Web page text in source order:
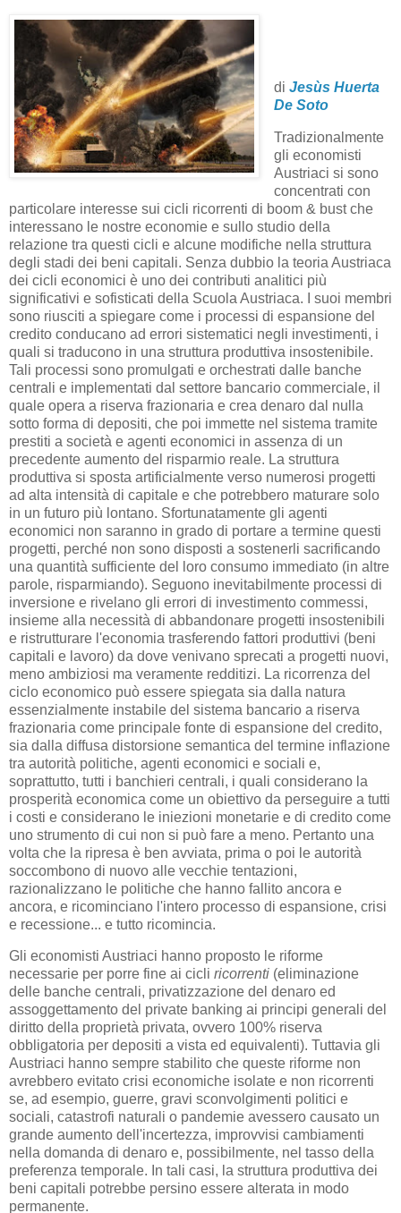
di Jesùs Huerta
De Soto
Tradizionalmente
gli economisti
Austriaci si sono
concentrati con
particolare interesse sui cicli ricorrenti di boom & bust che
interessano le nostre economie e sullo studio della
relazione tra questi cicli e alcune modifiche nella struttura
degli stadi dei beni capitali. Senza dubbio la teoria Austriaca
dei cicli economici è uno dei contributi analitici più
significativi e sofisticati della Scuola Austriaca. I suoi membri
sono riusciti a spiegare come i processi di espansione del
credito conducano ad errori sistematici negli investimenti, i
quali si traducono in una struttura produttiva insostenibile.
Tali processi sono promulgati e orchestrati dalle banche
centrali e implementati dal settore bancario commerciale, il
quale opera a riserva frazionaria e crea denaro dal nulla
sotto forma di depositi, che poi immette nel sistema tramite
prestiti a società e agenti economici in assenza di un
precedente aumento del risparmio reale. La struttura
produttiva si sposta artificialmente verso numerosi progetti
ad alta intensità di capitale e che potrebbero maturare solo
in un futuro più lontano. Sfortunatamente gli agenti
economici non saranno in grado di portare a termine questi
progetti, perché non sono disposti a sostenerli sacrificando
una quantità sufficiente del loro consumo immediato (in altre
parole, risparmiando). Seguono inevitabilmente processi di
inversione e rivelano gli errori di investimento commessi,
insieme alla necessità di abbandonare progetti insostenibili
e ristrutturare l'economia trasferendo fattori produttivi (beni
capitali e lavoro) da dove venivano sprecati a progetti nuovi,
meno ambiziosi ma veramente redditizi. La ricorrenza del
ciclo economico può essere spiegata sia dalla natura
essenzialmente instabile del sistema bancario a riserva
frazionaria come principale fonte di espansione del credito,
sia dalla diffusa distorsione semantica del termine inflazione
tra autorità politiche, agenti economici e sociali e,
soprattutto, tutti i banchieri centrali, i quali considerano la
prosperità economica come un obiettivo da perseguire a tutti
i costi e considerano le iniezioni monetarie e di credito come
uno strumento di cui non si può fare a meno. Pertanto una
volta che la ripresa è ben avviata, prima o poi le autorità
soccombono di nuovo alle vecchie tentazioni,
razionalizzano le politiche che hanno fallito ancora e
ancora, e ricominciano l'intero processo di espansione, crisi
e recessione... e tutto ricomincia.
Gli economisti Austriaci hanno proposto le riforme
necessarie per porre fine ai cicli ricorrenti (eliminazione
delle banche centrali, privatizzazione del denaro ed
assoggettamento del private banking ai principi generali del
diritto della proprietà privata, ovvero 100% riserva
obbligatoria per depositi a vista ed equivalenti). Tuttavia gli
Austriaci hanno sempre stabilito che queste riforme non
avrebbero evitato crisi economiche isolate e non ricorrenti
se, ad esempio, guerre, gravi sconvolgimenti politici e
sociali, catastrofi naturali o pandemie avessero causato un
grande aumento dell'incertezza, improvvisi cambiamenti
nella domanda di denaro e, possibilmente, nel tasso della
preferenza temporale. In tali casi, la struttura produttiva dei
beni capitali potrebbe persino essere alterata in modo
permanente.